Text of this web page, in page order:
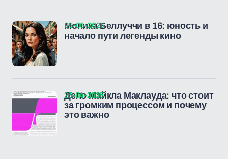
Моника Беллуччи в 16: юность и
начало пути легенды кино
05-06-2025
Дело Майкла Маклауда: что стоит
за громким процессом и почему
это важно
23-04-2025